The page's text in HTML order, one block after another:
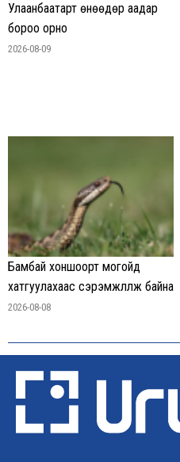
Улаанбаатарт өнөөдөр аадар
бороо орно
2026-08-09
Бамбай хоншоорт могойд
хатгуулахаас сэрэмжлүүлж байна
2026-08-08